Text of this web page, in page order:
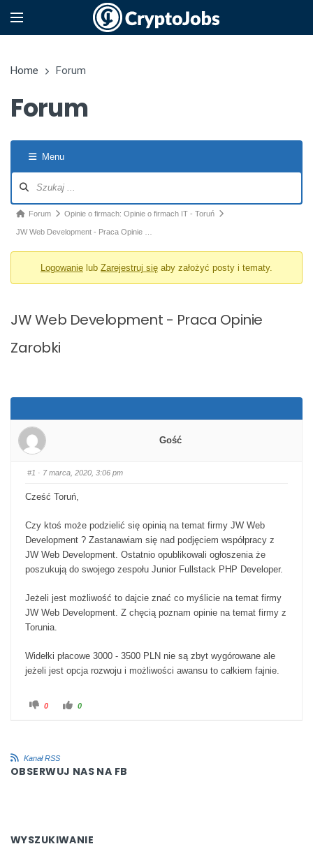
Home Forum
Forum
Menu
Ścieżka forum - jesteś tutaj:
Forum Opinie o firmach: Opinie o firmach IT - Toruń
JW Web Development - Praca Opinie …
Logowanie lub Zarejestruj się aby założyć posty i tematy.
JW Web Development - Praca Opinie
Zarobki
Gość
#1 · 7 marca, 2020, 3:06 pm
Cześć Toruń,
Czy ktoś może podzielić się opinią na temat firmy JW Web
Development ? Zastanawiam się nad podjęciem współpracy z
JW Web Development. Ostatnio opublikowali ogłoszenia że
poszukują do swojego zespołu Junior Fullstack PHP Developer.
Jeżeli jest możliwość to dajcie znać co myślicie na temat firmy
JW Web Development. Z chęcią poznam opinie na temat firmy z
Torunia.
Widełki płacowe 3000 - 3500 PLN nie są zbyt wygórowane ale
jeżeli jest opcja rozwoju i możliwości awansu to całkiem fajnie.
Kliknij dla kciuka w dół.
0 Kliknij dla kciuka w górę.
0
Kanał RSS
OBSERWUJ NAS NA FB
WYSZUKIWANIE